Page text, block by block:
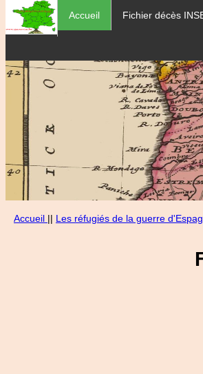
Accueil Fichier décès
Accueil || Les réfugiés de la guerre